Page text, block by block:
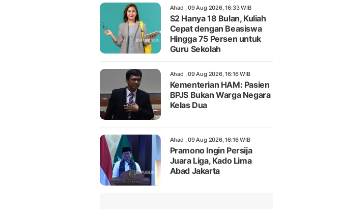
Ahad , 09 Aug 2026, 16:33 WIB
S2 Hanya 18 Bulan, Kuliah
Cepat dengan Beasiswa
Hingga 75 Persen untuk
Guru Sekolah
Ahad , 09 Aug 2026, 16:16 WIB
Kementerian HAM: Pasien
BPJS Bukan Warga Negara
Kelas Dua
Ahad , 09 Aug 2026, 16:16 WIB
Pramono Ingin Persija
Juara Liga, Kado Lima
Abad Jakarta